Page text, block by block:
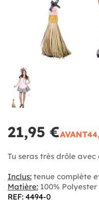
21,95 €AVANT
Tu seras très drôle
Inclus: tenue complète
Matière: 100% Polyester
REF: 4494-0